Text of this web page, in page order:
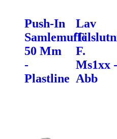
Push-In
Samlemuffe
50 Mm
-
Plastline
Lav
F.
Ms1xx -
Abb